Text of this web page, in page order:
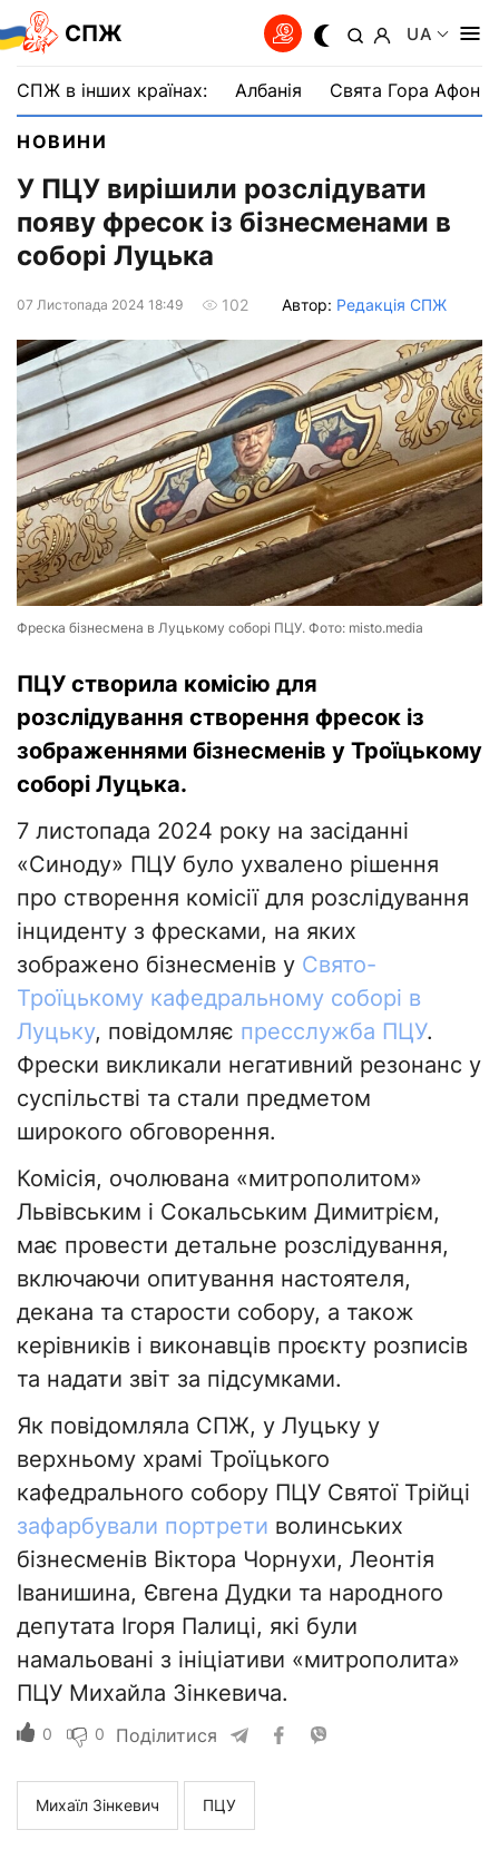
СПЖ UA
СПЖ в інших країнах: Албанія Свята Гора Афон
НОВИНИ
У ПЦУ вирішили розслідувати
появу фресок із бізнесменами в
соборі Луцька
07 Листопада 2024 18:49 102 Автор: Редакція СПЖ
Фреска бізнесмена в Луцькому соборі ПЦУ. Фото: misto.media
ПЦУ створила комісію для
розслідування створення фресок із
зображеннями бізнесменів у Троїцькому
соборі Луцька.
7 листопада 2024 року на засіданні
«Синоду» ПЦУ було ухвалено рішення
про створення комісії для розслідування
інциденту з фресками, на яких
зображено бізнесменів у Свято-
Троїцькому кафедральному соборі в
Луцьку, повідомляє пресслужба ПЦУ.
Фрески викликали негативний резонанс у
суспільстві та стали предметом
широкого обговорення.
Комісія, очолювана «митрополитом»
Львівським і Сокальським Димитрієм,
має провести детальне розслідування,
включаючи опитування настоятеля,
декана та старости собору, а також
керівників і виконавців проєкту розписів
та надати звіт за підсумками.
Як повідомляла СПЖ, у Луцьку у
верхньому храмі Троїцького
кафедрального собору ПЦУ Святої Трійці
зафарбували портрети волинських
бізнесменів Віктора Чорнухи, Леонтія
Іванишина, Євгена Дудки та народного
депутата Ігоря Палиці, які були
намальовані з ініціативи «митрополита»
ПЦУ Михайла Зінкевича.
0 0 Поділитися
Михаїл Зінкевич ПЦУ